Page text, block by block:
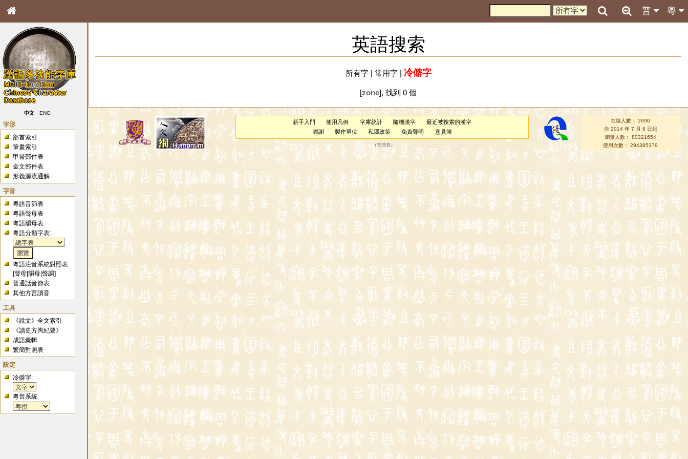
粵
普
中文 ENG
字形
部首索引
筆畫索引
甲骨部件表
金文部件表
形義源流通解
字音
粵語音節表
粵語聲母表
粵語韻母表
粵語分類字表:
粵語注音系統對照表
[聲母 |韻母 |聲調]
普通話音節表
其他方言讀音
工具
《說文》全文索引
《讀史方輿紀要》
成語彙輯
繁簡對照表
設定
冷僻字:
粵音系統:
英語搜索
所有字| 常用字| 冷僻字
[zone], 找到 0 個
新手入門 使用凡例 字庫統計 隨機漢字
最近被搜索的漢字
鳴謝
製作單位 私隱政策 免責聲明 意見簿
（管理員 ）
在線人數： 2690
自 2014 年 7 月 8 日起
瀏覽人數： 80321654
使用次數： 294385379